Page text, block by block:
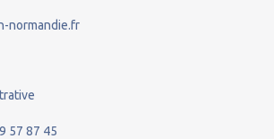
normandie.fr
57 87 45